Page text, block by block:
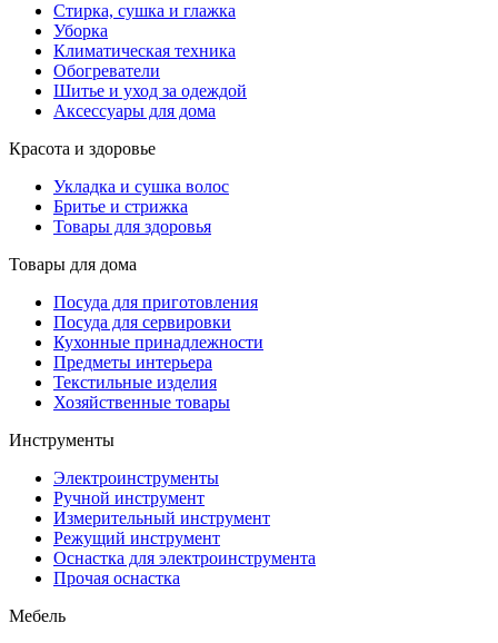
Стирка, сушка и глажка
Уборка
Климатическая техника
Обогреватели
Шитье и уход за одеждой
Аксессуары для дома
Красота и здоровье
Укладка и сушка волос
Бритье и стрижка
Товары для здоровья
Товары для дома
Посуда для приготовления
Посуда для сервировки
Кухонные принадлежности
Предметы интерьера
Текстильные изделия
Хозяйственные товары
Инструменты
Электроинструменты
Ручной инструмент
Измерительный инструмент
Режущий инструмент
Оснастка для электроинструмента
Прочая оснастка
Мебель